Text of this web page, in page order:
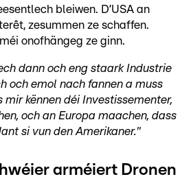
bleiwen. D’USA an
zesummen ze schaffen.
onofhängeg ze ginn.
dann och eng staark Industrie
och emol nach fannen a muss
kënnen déi Investissementer,
och an Europa maachen, dass
si vun den Amerikaner."
arméiert Dronen